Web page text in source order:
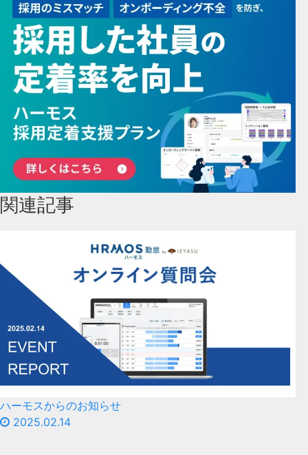
関連記事
ハーモスからのお知らせ
2025.02.14